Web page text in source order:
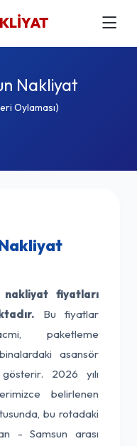
Nakliyat
Oylaması)
fiyatları
Bu fiyatlar
paketleme
asansör
2026 yılı
belirlenen
bu rotadaki
- Samsun arası